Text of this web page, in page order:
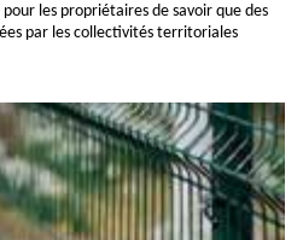
les propriétaires de savoir que des
par les collectivités territoriales